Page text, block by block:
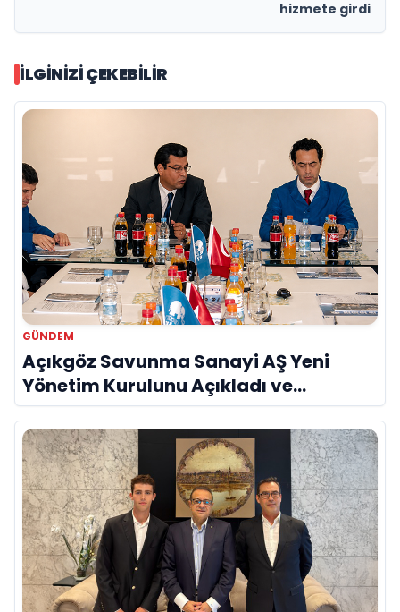
hizmete girdi
İLGINIZI ÇEKEBILIR
GÜNDEM
Açıkgöz Savunma Sanayi AŞ Yeni
Yönetim Kurulunu Açıkladı ve
Savunma Sanayinde Küresel Vizyon
Vurgusu